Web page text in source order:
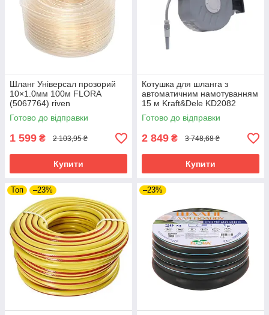
Шланг Універсал прозорий
10×1.0мм 100м FLORA
(5067764) riven
Готово до відправки
1 599 ₴ 2 103,95 ₴
Купити
Котушка для шланга з
автоматичним намотуванням
15 м Kraft&Dele KD2082
котушка зі шлангом riven
Готово до відправки
2 849 ₴ 3 748,68 ₴
Купити
Топ –23% –23%